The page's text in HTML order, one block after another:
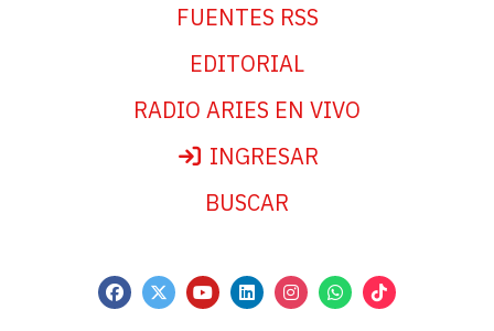
FUENTES RSS
EDITORIAL
RADIO ARIES EN VIVO
INGRESAR
BUSCAR